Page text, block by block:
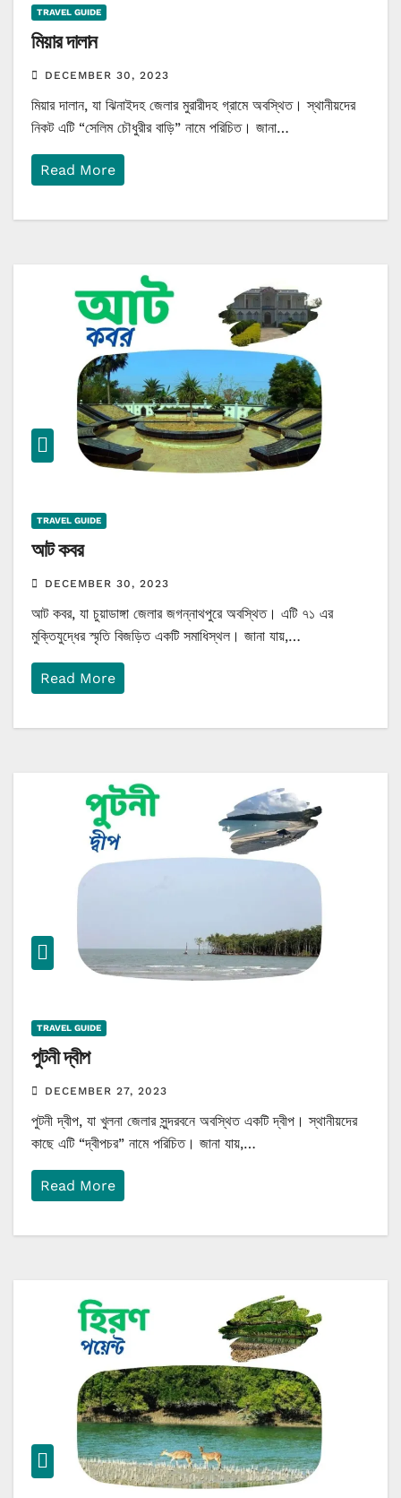
TRAVEL GUIDE
মিয়ার দালান
DECEMBER 30, 2023
মিয়ার দালান, যা ঝিনাইদহ জেলার মুরারীদহ গ্রামে অবস্থিত। স্থানীয়দের
নিকট এটি “সেলিম চৌধুরীর বাড়ি” নামে পরিচিত। জানা…
Read More
TRAVEL GUIDE
আট কবর
DECEMBER 30, 2023
আট কবর, যা চুয়াডাঙ্গা জেলার জগন্নাথপুরে অবস্থিত। এটি ৭১ এর
মুক্তিযুদ্ধের স্মৃতি বিজড়িত একটি সমাধিস্থল। জানা যায়,…
Read More
TRAVEL GUIDE
পুটনী দ্বীপ
DECEMBER 27, 2023
পুটনী দ্বীপ, যা খুলনা জেলার সুন্দরবনে অবস্থিত একটি দ্বীপ। স্থানীয়দের
কাছে এটি “দ্বীপচর” নামে পরিচিত। জানা যায়,…
Read More